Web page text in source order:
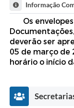
Informação
Os envelopes
deverão ser
05 de março de
horário o início